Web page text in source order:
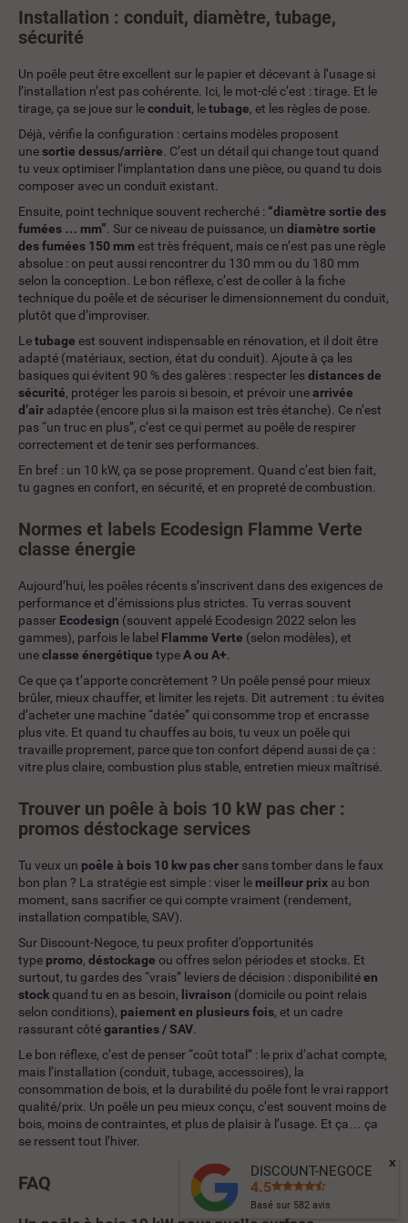
Installation : conduit, diamètre, tubage,
sécurité
Un poêle peut être excellent sur le papier et décevant à l’usage si
l’installation n’est pas cohérente. Ici, le mot-clé c’est : tirage. Et le
tirage, ça se joue sur leconduit, letubage, et les règles de pose.
Déjà, vérifie la configuration : certains modèles proposent
unesortie dessus/arrière. C’est un détail qui change tout quand
tu veux optimiser l’implantation dans une pièce, ou quand tu dois
composer avec un conduit existant.
Ensuite, point technique souvent recherché : “diamètre sortie des
fumées … mm”. Sur ce niveau de puissance, un diamètre sortie
des fumées 150 mmest très fréquent, mais ce n’est pas une règle
absolue : on peut aussi rencontrer du 130 mm ou du 180 mm
selon la conception. Le bon réflexe, c’est de coller à la fiche
technique du poêle et de sécuriser le dimensionnement du conduit,
plutôt que d’improviser.
Letubage est souvent indispensable en rénovation, et il doit être
adapté (matériaux, section, état du conduit). Ajoute à ça les
basiques qui évitent 90 % des galères : respecter lesdistances de
sécurité, protéger les parois si besoin, et prévoir unearrivée
d’air adaptée (encore plus si la maison est très étanche). Ce n’est
pas “un truc en plus”, c’est ce qui permet au poêle de respirer
correctement et de tenir ses performances.
En bref : un 10 kW, ça se pose proprement. Quand c’est bien fait,
tu gagnes en confort, en sécurité, et en propreté de combustion.
Normes et labels Ecodesign Flamme Verte
classe énergie
Aujourd’hui, les poêles récents s’inscrivent dans des exigences de
performance et d’émissions plus strictes. Tu verras souvent
passer Ecodesign (souvent appelé Ecodesign 2022 selon les
gammes), parfois le label Flamme Verte (selon modèles), et
uneclasse énergétique typeA ou A+.
Ce que ça t’apporte concrètement ? Un poêle pensé pour mieux
brûler, mieux chauffer, et limiter les rejets. Dit autrement : tu évites
d’acheter une machine “datée” qui consomme trop et encrasse
plus vite. Et quand tu chauffes au bois, tu veux un poêle qui
travaille proprement, parce que ton confort dépend aussi de ça :
vitre plus claire, combustion plus stable, entretien mieux maîtrisé.
Trouver un poêle à bois 10 kW pas cher :
promos déstockage services
Tu veux un poêle à bois 10 kw pas cher sans tomber dans le faux
bon plan ? La stratégie est simple : viser le meilleur prix au bon
moment, sans sacrifier ce qui compte vraiment (rendement,
installation compatible, SAV).
Sur Discount-Negoce, tu peux profiter d’opportunités
type promo, déstockage ou offres selon périodes et stocks. Et
surtout, tu gardes des “vrais” leviers de décision : disponibilitéen
stock quand tu en as besoin, livraison (domicile ou point relais
selon conditions), paiement en plusieurs fois, et un cadre
rassurant côtégaranties / SAV.
Le bon réflexe, c’est de penser “coût total” : le prix d’achat compte,
mais l’installation (conduit, tubage, accessoires), la
consommation de bois, et la durabilité du poêle font le vrai rapport
qualité/prix. Un poêle un peu mieux conçu, c’est souvent moins de
bois, moins de contraintes, et plus de plaisir à l’usage. Et ça… ça
se ressent tout l’hiver.
FAQ
DISCOUNT-NEGOCE
4.5
Basé sur 582avis
x